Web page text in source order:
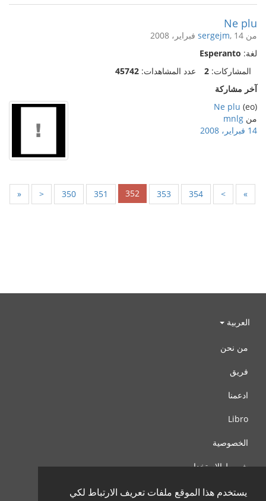
يستخدم هذا الموقع ملفات تعريف الارتباط لكي
Ne plu
من sergejm, 14 فبراير، 2008
لغة: Esperanto
المشاركات: 2 عدد المشاهدات: 45742
آخر مشاركة
(eo)
Ne plu
من mnlg
14 فبراير، 2008
« < 350 351 352 353 354 > »
العربية
من نحن
فريق
ادعمنا
Libro
الخصوصية
شروط الإستخدام
اتصل بنا